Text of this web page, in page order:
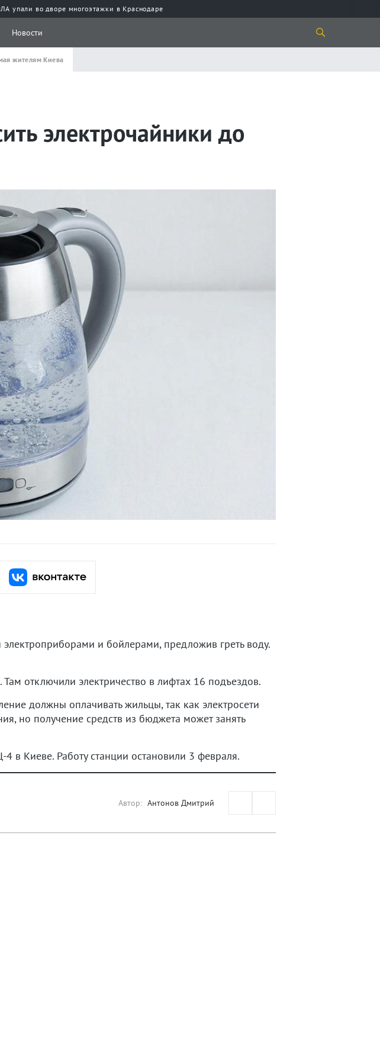
упали во дворе многоэтажки в Краснодаре
Новости
жителям Киева
электрочайники до
и бойлерами, предложив греть воду.
отключили электричество в лифтах 16 подъездов.
должны оплачивать жильцы, так как электросети
но получение средств из бюджета может занять
в Киеве. Работу станции остановили 3 февраля.
Автор: Антонов Дмитрий